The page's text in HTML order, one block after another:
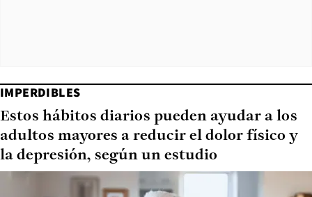
IMPERDIBLES
Estos hábitos diarios pueden ayudar a los
adultos mayores a reducir el dolor físico y
la depresión, según un estudio